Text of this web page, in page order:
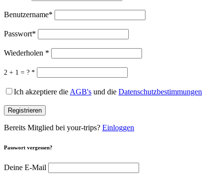
Benutzername*
Passwort*
Wiederholen *
2 + 1 = ? *
Ich akzeptiere die AGB's und die Datenschutzbestimmungen
Registrieren
Bereits Mitglied bei your-trips? Einloggen
Passwort vergessen?
Deine E-Mail